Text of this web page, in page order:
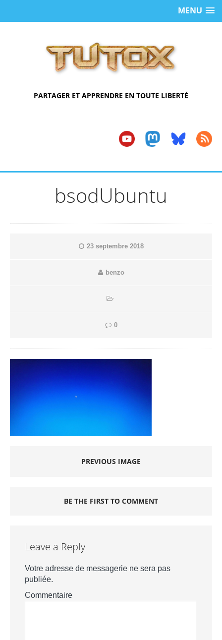
MENU
PARTAGER ET APPRENDRE EN TOUTE LIBERTÉ
bsodUbuntu
23 septembre 2018
benzo
0
PREVIOUS IMAGE
BE THE FIRST TO COMMENT
Leave a Reply
Votre adresse de messagerie ne sera pas
publiée.
Commentaire